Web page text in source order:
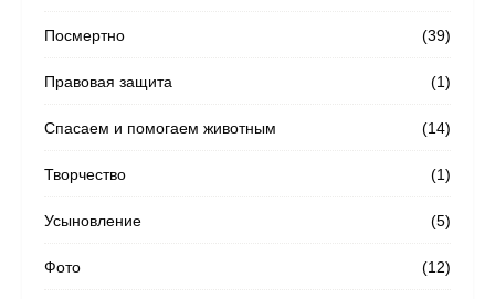
(39)
Посмертно
(1)
Правовая защита
(14)
Спасаем и помогаем животным
(1)
Творчество
(5)
Усыновление
(12)
Фото